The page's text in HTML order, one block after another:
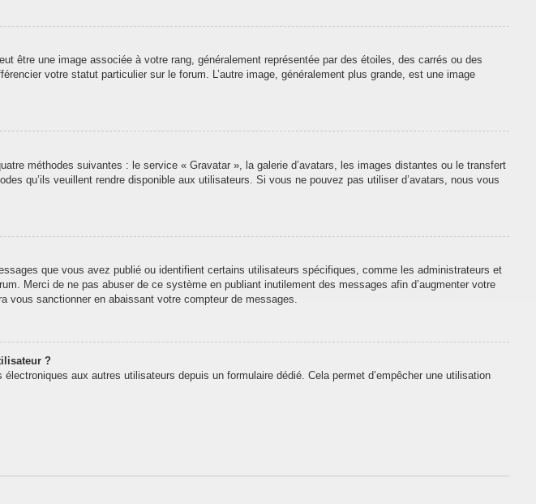
être une image associée à votre rang, généralement représentée par des étoiles, des carrés ou des
votre statut particulier sur le forum. L’autre image, généralement plus grande, est une image
méthodes suivantes : le service « Gravatar », la galerie d’avatars, les images distantes ou le transfert
qu’ils veuillent rendre disponible aux utilisateurs. Si vous ne pouvez pas utiliser d’avatars, nous vous
que vous avez publié ou identifient certains utilisateurs spécifiques, comme les administrateurs et
Merci de ne pas abuser de ce système en publiant inutilement des messages afin d’augmenter votre
vous sanctionner en abaissant votre compteur de messages.
?
aux autres utilisateurs depuis un formulaire dédié. Cela permet d’empêcher une utilisation